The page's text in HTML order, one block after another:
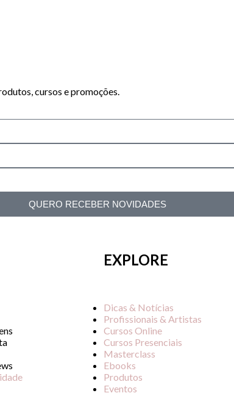
cursos e promoções.
QUERO RECEBER NOVIDADES
EXPLORE
Dicas & Notícias
Profissionais & Artistas
Cursos Online
Cursos Presenciais
Masterclass
Ebooks
Produtos
Eventos